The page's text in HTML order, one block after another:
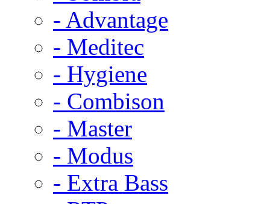
- Advantage
- Meditec
- Hygiene
- Combison
- Master
- Modus
- Extra Bass